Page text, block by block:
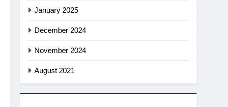
January 2025
December 2024
November 2024
August 2021